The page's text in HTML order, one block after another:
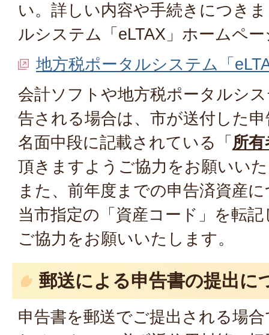
い。詳しい内容や手続きにつき
ルシステム「eLTAX」ホームペ
地方税ポータルシステム「
会計ソフトや地方税ポータルシ
告される場合は、市が送付した
名面中段に記載されている「 所
頂きますようご協力をお願いい
また、前年度までの申告済資産
当市指定の「資産コード」を転
ご協力をお願いいたします。
郵送による申告書の提出に
申告書を郵送でご提出される場